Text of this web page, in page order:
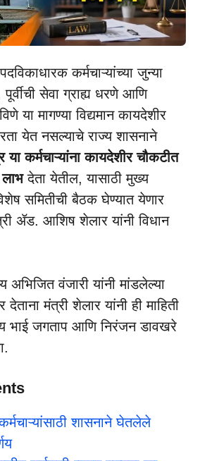
कर्मचाऱ्यांच्या जुन्या
सेवा ग्राह्य धरणे आणि
या मागण्या विद्यमान कायदेशीर
येत नसल्याचे राज्य शासनाने
या कर्मचाऱ्यांना कायदेशीर चौकटीत
देता येतील, यासाठी मुख्य
समितीची बैठक घेण्यात येणार
ॲड. आशिष शेलार यांनी विधान
अभिजित वंजारी यांनी मांडलेल्या
मंत्री शेलार यांनी ही माहिती
भाई जगताप आणि निरंजन डावखरे
शासनाने घेतलेले